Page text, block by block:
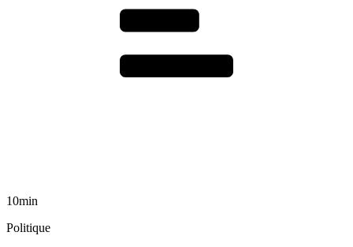
10min
Politique